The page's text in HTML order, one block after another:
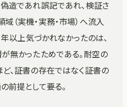
造であれ誤記であれ、検証さ
（実機・実務・市場）へ流入
以上気づかれなかったのは、
無かったためである。耐空の
、証書の存在ではなく証書の
前提として要る。